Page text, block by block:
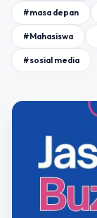
#masa depan
#Mahasiswa
#sosial media